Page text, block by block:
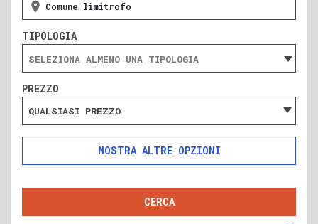
Comune limitrofo
TIPOLOGIA
PREZZO
QUALSIASI PREZZO
ALTRE OPZIONI
SOLO ANNUNCI IN ASTA